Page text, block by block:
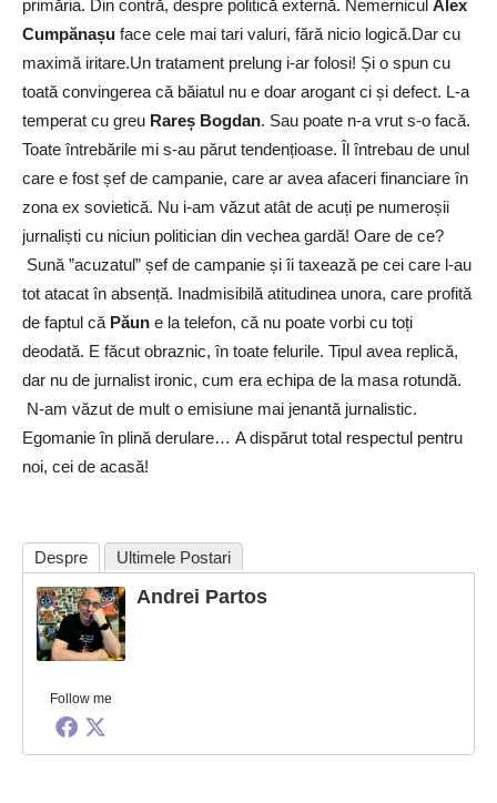
primăria. Din contră, despre politică externă. Nemernicul Alex
Cumpănașu face cele mai tari valuri, fără nicio logică.Dar cu
maximă iritare.Un tratament prelung i-ar folosi! Și o spun cu
toată convingerea că băiatul nu e doar arogant ci și defect. L-a
temperat cu greu Rareș Bogdan. Sau poate n-a vrut s-o facă.
Toate întrebările mi s-au părut tendențioase. Îl întrebau de unul
care e fost șef de campanie, care ar avea afaceri financiare în
zona ex sovietică. Nu i-am văzut atât de acuți pe numeroșii
jurnaliști cu niciun politician din vechea gardă! Oare de ce?
Sună ”acuzatul” șef de campanie și îi taxează pe cei care l-au
tot atacat în absență. Inadmisibilă atitudinea unora, care profită
de faptul că Păun e la telefon, că nu poate vorbi cu toți
deodată. E făcut obraznic, în toate felurile. Tipul avea replică,
dar nu de jurnalist ironic, cum era echipa de la masa rotundă.
N-am văzut de mult o emisiune mai jenantă jurnalistic.
Egomanie în plină derulare… A dispărut total respectul pentru
noi, cei de acasă!
Despre Ultimele Postari
Follow me
Andrei Partos